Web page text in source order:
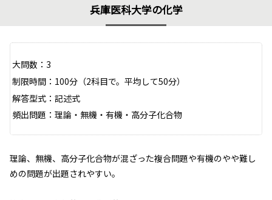
兵庫医科大学の化学
大問数：3
制限時間：100分（2科目で。平均して50分）
解答型式：記述式
頻出問題：理論・無機・有機・高分子化合物
理論、無機、高分子化合物が混ざった複合問題や有機のやや難し
めの問題が出題されやすい。